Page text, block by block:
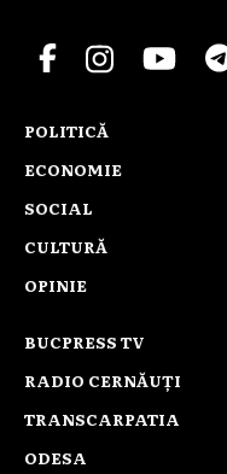
POLITICĂ
ECONOMIE
SOCIAL
CULTURĂ
OPINIE
BUCPRESS TV
RADIO CERNĂUȚI
TRANSCARPATIA
ODESA